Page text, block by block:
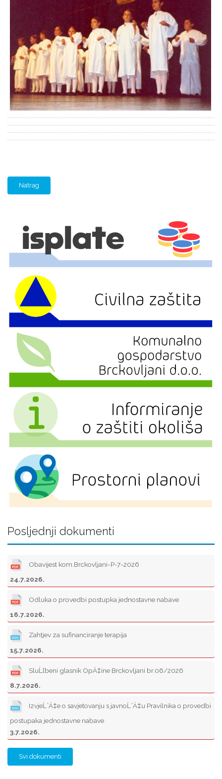
Natrag
Posljednji dokumenti
Obavijest kom.Brckovljani-P-7-2026
24.7.2026.
Odluka o provedbi postupka jednostavne nabave
16.7.2026.
Zahtjev za sufinanciranje terapija
15.7.2026.
SluĹľbeni glasnik OpÄ‡ine Brckovljani br.06/2026
8.7.2026.
IzvjeĹˇÄ‡e o savjetovanju s javnoĹˇÄ‡u Pravilnika o provedbi
postupaka jednostavne nabave
3.7.2026.
Svi dokumenti